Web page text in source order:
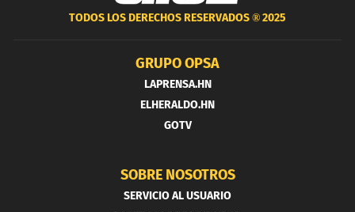
TODOS LOS DERECHOS RESERVADOS ®2025
GRUPO OPSA
LAPRENSA.HN
ELHERALDO.HN
GOTV
SOBRE NOSOTROS
SERVICIO AL USUARIO